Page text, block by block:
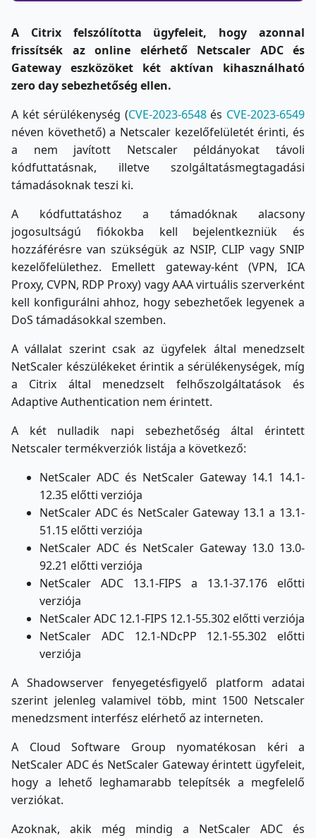
A Citrix felszólította ügyfeleit, hogy azonnal
frissítsék az online elérhető Netscaler ADC és
Gateway eszközöket két aktívan kihasználható
zero day sebezhetőség ellen.
A két sérülékenység (CVE-2023-6548és CVE-2023-6549
néven követhető) a Netscaler kezelőfelületét érinti, és
a nem javított Netscaler példányokat távoli
kódfuttatásnak, illetve szolgáltatásmegtagadási
támadásoknak teszi ki.
A kódfuttatáshoz a támadóknak alacsony
jogosultságú fiókokba kell bejelentkezniük és
hozzáférésre van szükségük az NSIP, CLIP vagy SNIP
kezelőfelülethez. Emellett gateway-ként (VPN, ICA
Proxy, CVPN, RDP Proxy) vagy AAA virtuális szerverként
kell konfigurálni ahhoz, hogy sebezhetőek legyenek a
DoS támadásokkal szemben.
A vállalat szerint csak az ügyfelek által menedzselt
NetScaler készülékeket érintik a sérülékenységek, míg
a Citrix által menedzselt felhőszolgáltatások és
Adaptive Authentication nem érintett.
A két nulladik napi sebezhetőség által érintett
Netscaler termékverziók listája a következő:
NetScaler ADC és NetScaler Gateway 14.1 14.1-
12.35 előtti verziója
NetScaler ADC és NetScaler Gateway 13.1 a 13.1-
51.15 előtti verziója
NetScaler ADC és NetScaler Gateway 13.0 13.0-
92.21 előtti verziója
NetScaler ADC 13.1-FIPS a 13.1-37.176 előtti
verziója
NetScaler ADC 12.1-FIPS 12.1-55.302 előtti verziója
NetScaler ADC 12.1-NDcPP 12.1-55.302 előtti
verziója
A Shadowserver fenyegetésfigyelő platform adatai
szerint jelenleg valamivel több, mint 1500 Netscaler
menedzsment interfész elérhető az interneten.
A Cloud Software Group nyomatékosan kéri a
NetScaler ADC és NetScaler Gateway érintett ügyfeleit,
hogy a lehető leghamarabb telepítsék a megfelelő
verziókat.
Azoknak, akik még mindig a NetScaler ADC és